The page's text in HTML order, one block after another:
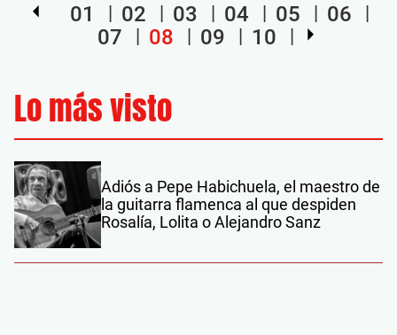
01 02 03 04 05
06
07
08 09 10
Lo más visto
Adiós a Pepe Habichuela, el maestro de
la guitarra flamenca al que despiden
Rosalía, Lolita o Alejandro Sanz